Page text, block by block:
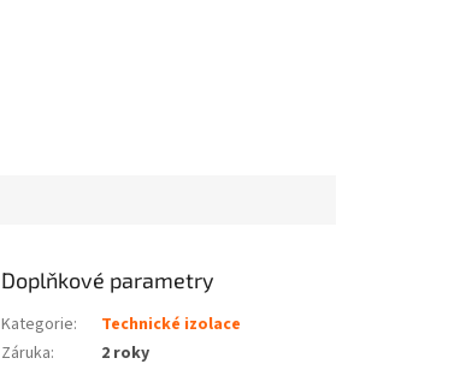
Doplňkové parametry
Kategorie:
Technické izolace
Záruka: 2 roky